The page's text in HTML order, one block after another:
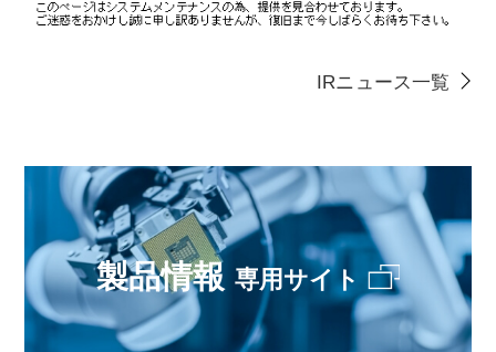
IRニュース一覧
製品情報 専用サイト